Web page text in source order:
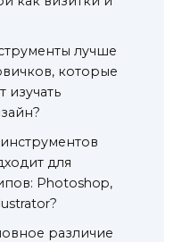
лучше
которые
изучать
для
Photoshop,
различие